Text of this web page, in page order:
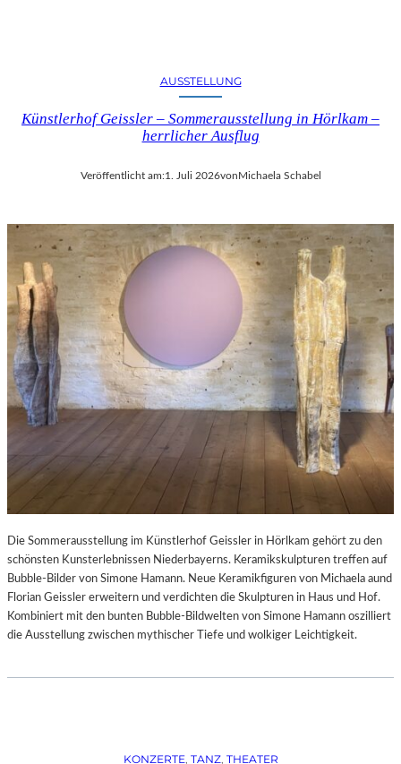
AUSSTELLUNG
Künstlerhof Geissler – Sommerausstellung in Hörlkam –
herrlicher Ausflug
Veröffentlicht am:1. Juli 2026vonMichaela Schabel
Die Sommerausstellung im Künstlerhof Geissler in Hörlkam gehört zu den
schönsten Kunsterlebnissen Niederbayerns. Keramikskulpturen treffen auf
Bubble-Bilder von Simone Hamann. Neue Keramikfiguren von Michaela aund
Florian Geissler erweitern und verdichten die Skulpturen in Haus und Hof.
Kombiniert mit den bunten Bubble-Bildwelten von Simone Hamann oszilliert
die Ausstellung zwischen mythischer Tiefe und wolkiger Leichtigkeit.
KONZERTE, TANZ, THEATER